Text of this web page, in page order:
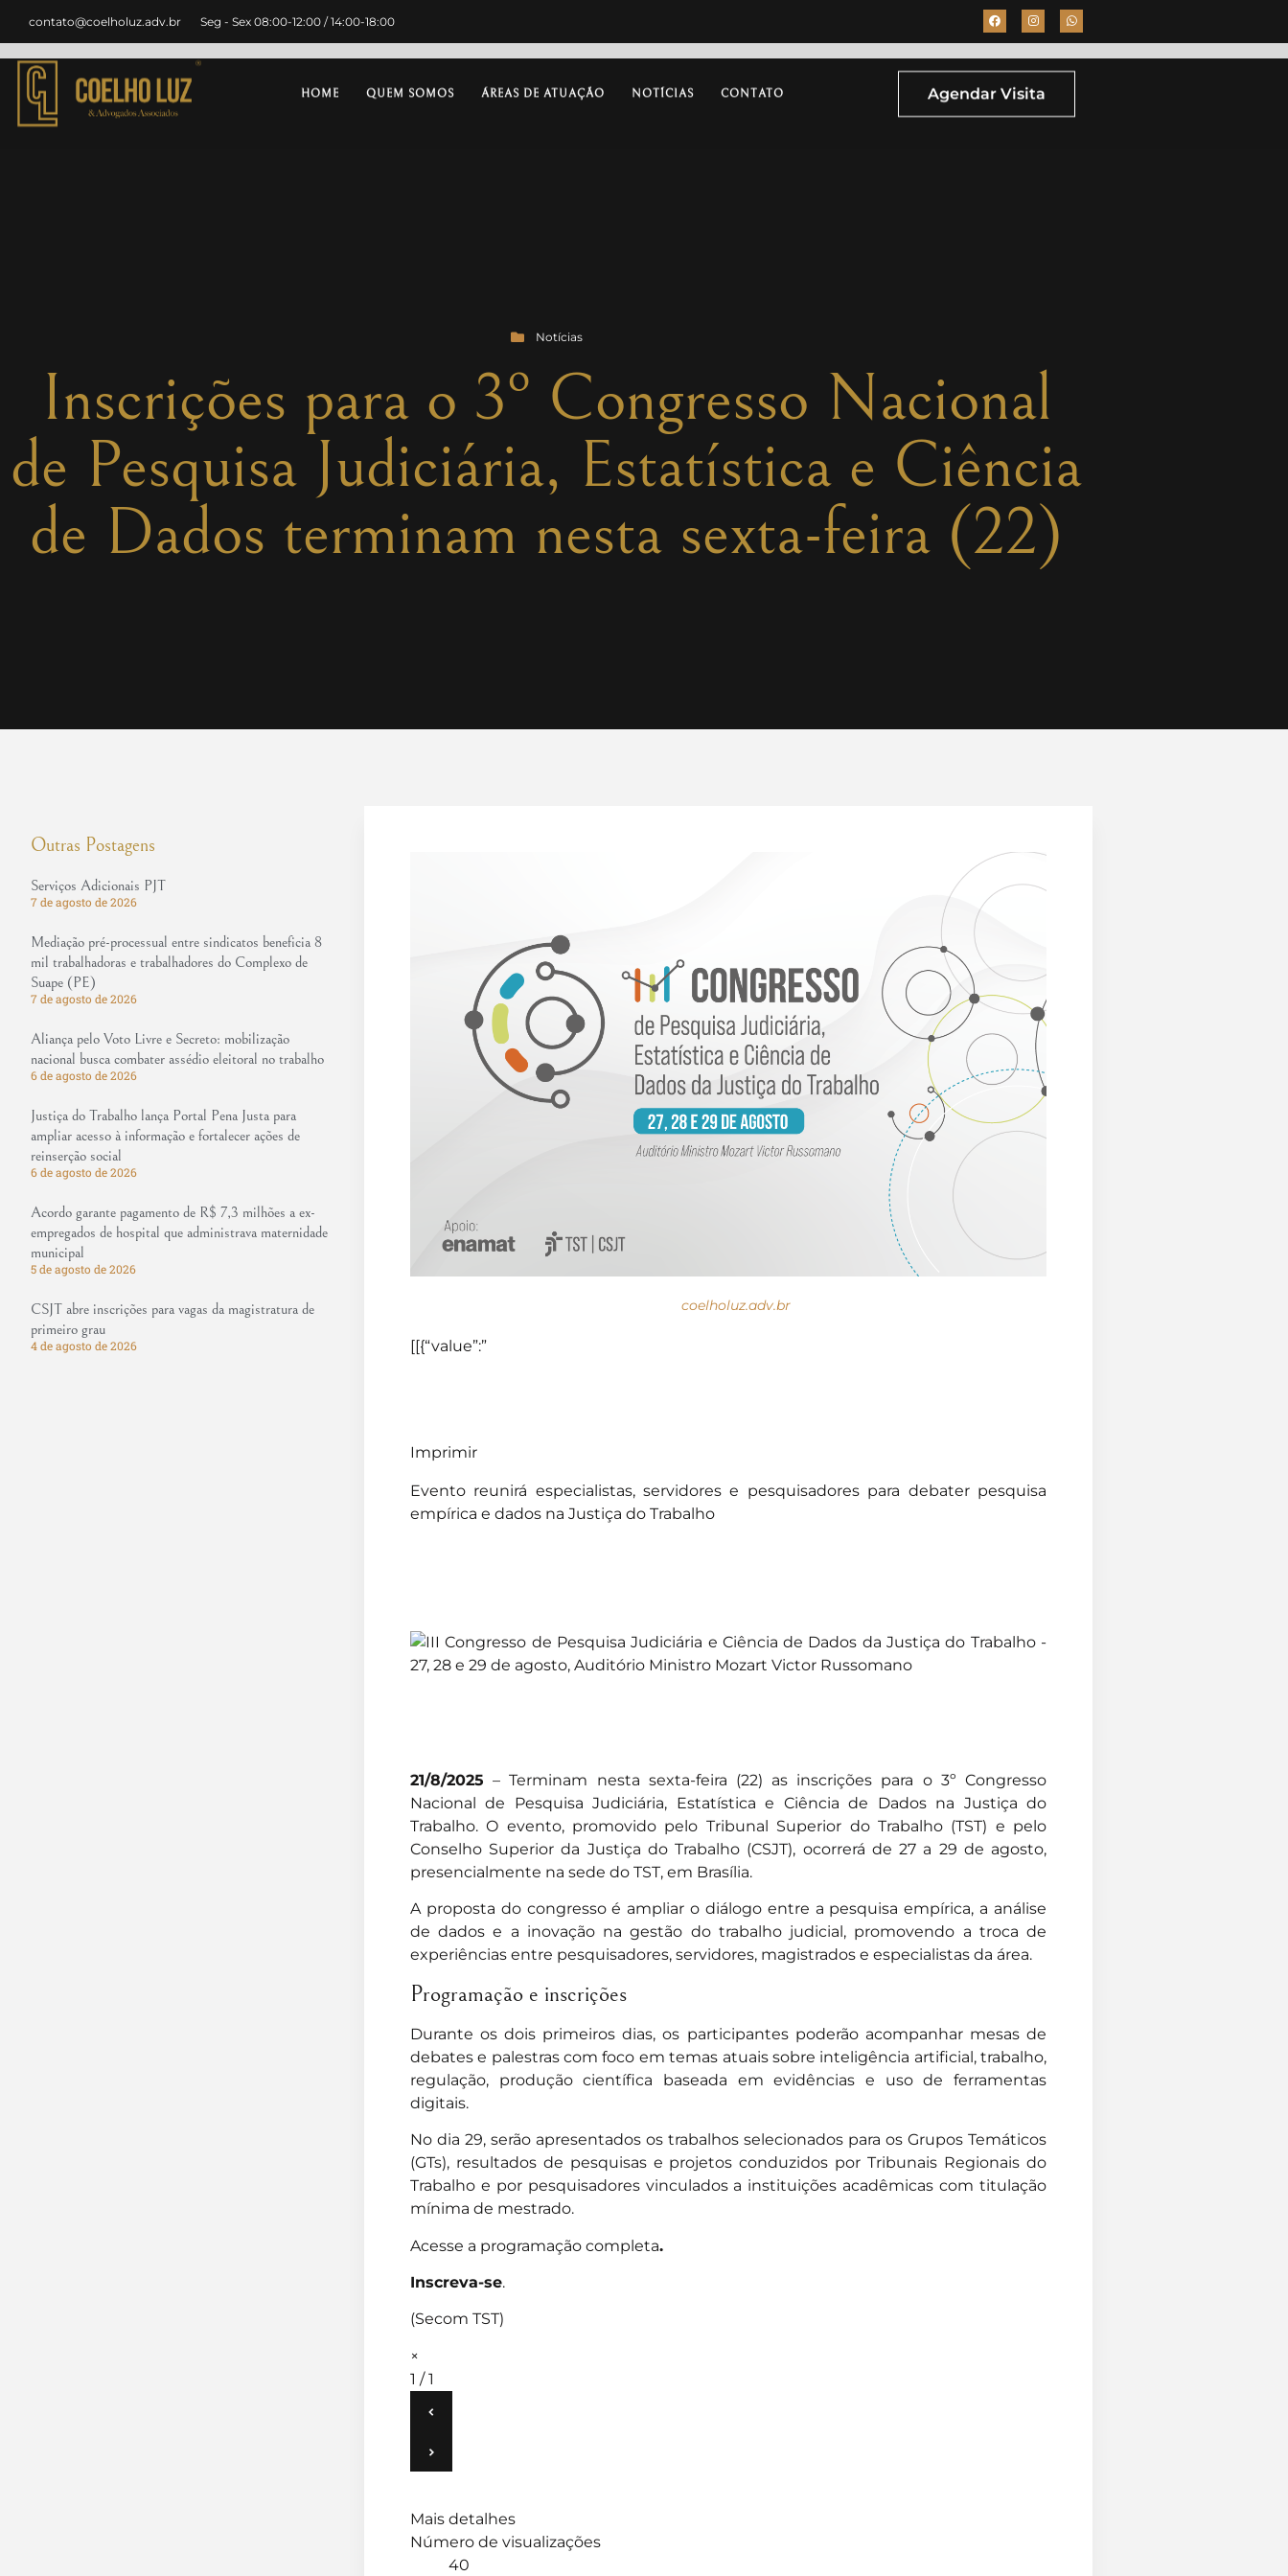
contato@coelholuz.adv.br Seg - Sex 08:00-12:00 / 14:00-18:00
HOME QUEM SOMOS ÁREAS DE ATUAÇÃO NOTÍCIAS CONTATO Agendar Visita
Notícias
Inscrições para o 3º Congresso Nacional
de Pesquisa Judiciária, Estatística e Ciência
de Dados terminam nesta sexta-feira (22)
Outras Postagens
Serviços Adicionais PJT
7 de agosto de 2026
Mediação pré-processual entre sindicatos beneficia 8
mil trabalhadoras e trabalhadores do Complexo de
Suape (PE)
7 de agosto de 2026
Aliança pelo Voto Livre e Secreto: mobilização
nacional busca combater assédio eleitoral no trabalho
6 de agosto de 2026
Justiça do Trabalho lança Portal Pena Justa para
ampliar acesso à informação e fortalecer ações de
reinserção social
6 de agosto de 2026
Acordo garante pagamento de R$ 7,3 milhões a ex-
empregados de hospital que administrava maternidade
municipal
5 de agosto de 2026
CSJT abre inscrições para vagas da magistratura de
primeiro grau
4 de agosto de 2026
coelholuz.adv.br
[[{“value”:”
Imprimir
Evento reunirá especialistas, servidores e pesquisadores para debater pesquisa
empírica e dados na Justiça do Trabalho
21/8/2025 – Terminam nesta sexta-feira (22) as inscrições para o 3º Congresso
Nacional de Pesquisa Judiciária, Estatística e Ciência de Dados na Justiça do
Trabalho. O evento, promovido pelo Tribunal Superior do Trabalho (TST) e pelo
Conselho Superior da Justiça do Trabalho (CSJT), ocorrerá de 27 a 29 de agosto,
presencialmente na sede do TST, em Brasília.
A proposta do congresso é ampliar o diálogo entre a pesquisa empírica, a análise
de dados e a inovação na gestão do trabalho judicial, promovendo a troca de
experiências entre pesquisadores, servidores, magistrados e especialistas da área.
Programação e inscrições
Durante os dois primeiros dias, os participantes poderão acompanhar mesas de
debates e palestras com foco em temas atuais sobre inteligência artificial, trabalho,
regulação, produção científica baseada em evidências e uso de ferramentas
digitais.
No dia 29, serão apresentados os trabalhos selecionados para os Grupos Temáticos
(GTs), resultados de pesquisas e projetos conduzidos por Tribunais Regionais do
Trabalho e por pesquisadores vinculados a instituições acadêmicas com titulação
mínima de mestrado.
Acesse a programação completa.
Inscreva-se.
(Secom TST)
×
1 / 1
‹
›
Mais detalhes
Número de visualizações
40